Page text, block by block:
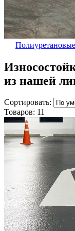
из нашей
Сортировать:
Товаров: 11